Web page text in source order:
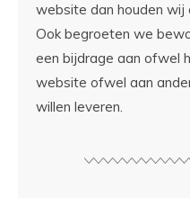
website dan houden wij
Ook begroeten we
een bijdrage aan ofwel
website ofwel aan
willen leveren.